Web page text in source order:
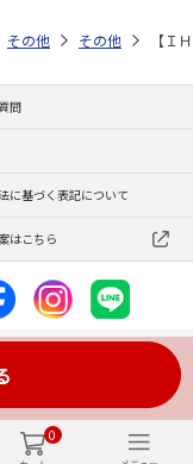
0
その他 その他 【Ｉ
問
に基づく表記について
はこちら